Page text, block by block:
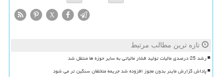
X
تازه ترین مطالب مرتبط
رشد 25 درصدی مالیات تولید فشار مالیاتی به سایر حوزه ها منتقل شد
پاداش گزارش ماینر بدون مجوز افزوده شد جریمه متخلفان سنگین تر می شود